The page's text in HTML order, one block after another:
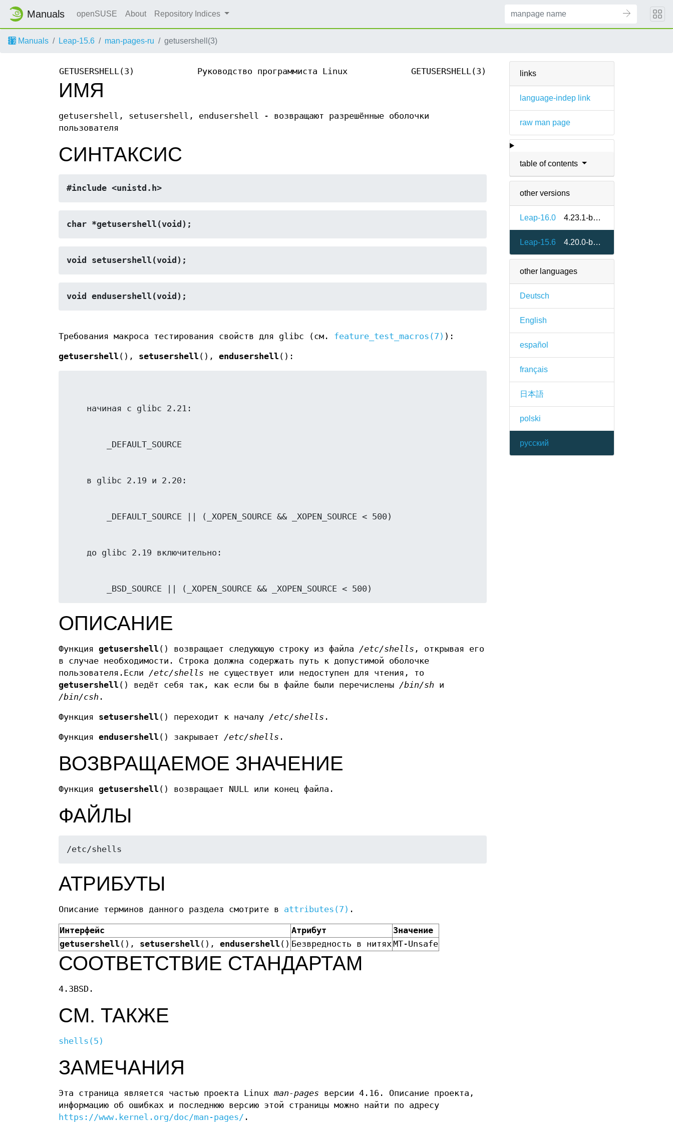
Manuals openSUSE About Repository Indices
Manuals Leap-15.6 man-pages-ru getusershell(3)
links
language-indep link
raw man page
table of contents
other versions
Leap-16.0 4.23.1-bp160.1.9
Leap-15.6 4.20.0-bp156.2.1
other languages
Deutsch
English
español
français
日本語
polski
русский
GETUSERSHELL(3) Руководство программиста Linux GETUSERSHELL(3)
ИМЯ
getusershell, setusershell, endusershell - возвращают разрешённые оболочки
пользователя
СИНТАКСИС
#include <unistd.h>
char *getusershell(void);
void setusershell(void);
void endusershell(void);
Требования макроса тестирования свойств для glibc (см. feature_test_macros(7) ):
getusershell (), setusershell (), endusershell ():
        _BSD_SOURCE || (_XOPEN_SOURCE && _XOPEN_SOURCE < 500)
ОПИСАНИЕ
Функция getusershell () возвращает следующую строку из файла /etc/shells , открывая его
в случае необходимости. Строка должна содержать путь к допустимой оболочке
пользователя.Если /etc/shells не существует или недоступен для чтения, то
getusershell () ведёт себя так, как если бы в файле были перечислены /bin/sh и
/bin/csh .
Функция setusershell () переходит к началу /etc/shells .
Функция endusershell () закрывает /etc/shells .
ВОЗВРАЩАЕМОЕ ЗНАЧЕНИЕ
Функция getusershell () возвращает NULL или конец файла.
ФАЙЛЫ
/etc/shells
АТРИБУТЫ
Описание терминов данного раздела смотрите в attributes(7) .
Интерфейс Атрибут
Значение
getusershell (), setusershell (), endusershell () Безвредность в нитях MT-Unsafe
СООТВЕТСТВИЕ СТАНДАРТАМ
4.3BSD.
СМ. ТАКЖЕ
shells(5)
ЗАМЕЧАНИЯ
Эта страница является частью проекта Linux man-pages версии 4.16. Описание проекта,
информацию об ошибках и последнюю версию этой страницы можно найти по адресу
https://www.kernel.org/doc/man-pages/ .